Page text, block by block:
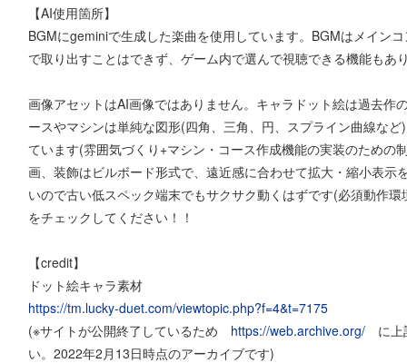
【AI使用箇所】
BGMにgeminiで生成した楽曲を使用しています。BGMはメイン
で取り出すことはできず、ゲーム内で選んで視聴できる機能もあ
画像アセットはAI画像ではありません。キャラドット絵は過去作
ースやマシンは単純な図形(四角、三角、円、スプライン曲線な
ています(雰囲気づくり+マシン・コース作成機能の実装のための
画、装飾はビルボード形式で、遠近感に合わせて拡大・縮小表示
いので古い低スペック端末でもサクサク動くはずです(必須動作
をチェックしてください！！
【credit】
ドット絵キャラ素材
https://tm.lucky-duet.com/viewtopic.php?f=4&t=7175
(※サイトが公開終了しているため https://web.archive.org/ に上
い。2022年2月13日時点のアーカイブです)